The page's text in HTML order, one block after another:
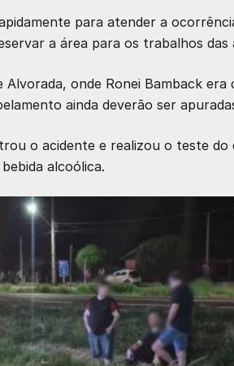
para atender a
a área para os trabalhos
onde Ronei Bamback era
ainda deverão ser
o acidente e realizou o teste
alcoólica.